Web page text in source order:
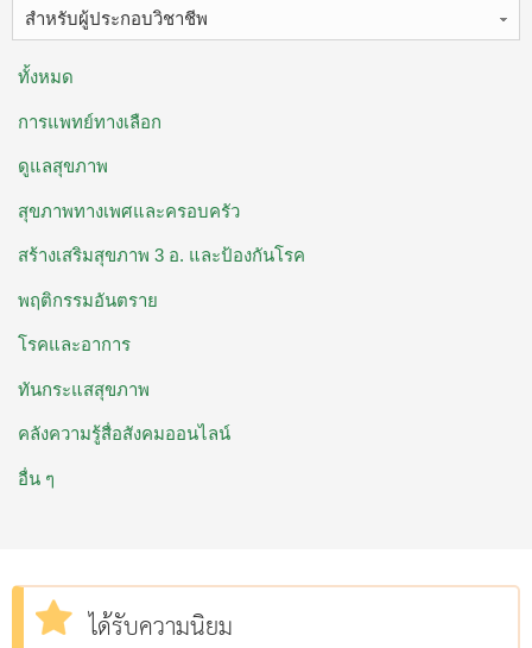
สำหรับผู้ประกอบวิชาชีพ
ทั้งหมด
การแพทย์ทางเลือก
ดูแลสุขภาพ
สุขภาพทางเพศและครอบครัว
สร้างเสริมสุขภาพ 3 อ. ​และป้องกันโรค
พฤติกรรมอันตราย
โรคและอาการ
ทันกระแสสุขภาพ
คลังความรู้สื่อสังคมออนไลน์
อื่น ๆ
ได้รับความนิยม